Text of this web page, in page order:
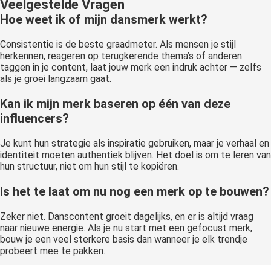
Veelgestelde Vragen
Hoe weet ik of mijn dansmerk werkt?
Consistentie is de beste graadmeter. Als mensen je stijl
herkennen, reageren op terugkerende thema’s of anderen
taggen in je content, laat jouw merk een indruk achter — zelfs
als je groei langzaam gaat.
Kan ik mijn merk baseren op één van deze
influencers?
Je kunt hun strategie als inspiratie gebruiken, maar je verhaal en
identiteit moeten authentiek blijven. Het doel is om te leren van
hun structuur, niet om hun stijl te kopiëren.
Is het te laat om nu nog een merk op te bouwen?
Zeker niet. Danscontent groeit dagelijks, en er is altijd vraag
naar nieuwe energie. Als je nu start met een gefocust merk,
bouw je een veel sterkere basis dan wanneer je elk trendje
probeert mee te pakken.